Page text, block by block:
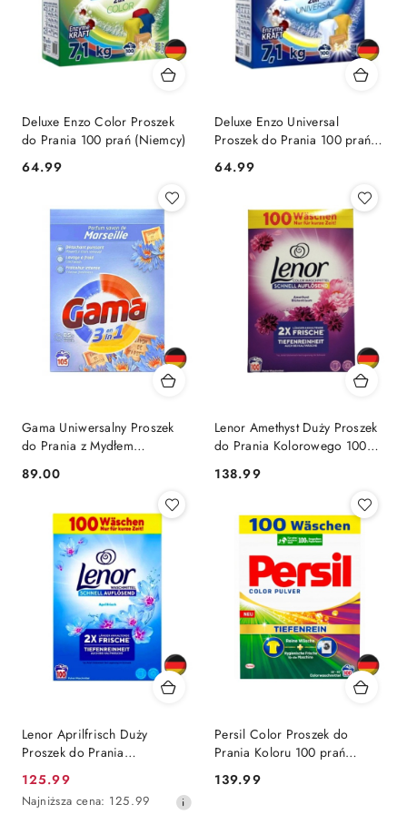
Deluxe Enzo Color Proszek
do Prania 100 prań (Niemcy)
Cena:
64.99
Deluxe Enzo Universal
Proszek do Prania 100 prań
(Niemcy)
Cena:
64.99
Gama Uniwersalny Proszek
do Prania z Mydłem
Cena:
89.00
Lenor Amethyst Duży Proszek
do Prania Kolorowego 100
Cena:
138.99
Lenor Aprilfrisch Duży
Proszek do Prania
(Niemcy)
Cena
promocyjna:
125.99
Najniższa
Najniższa cena: 125.99
Persil Color Proszek do
Prania Koloru 100 prań
Cena:
139.99